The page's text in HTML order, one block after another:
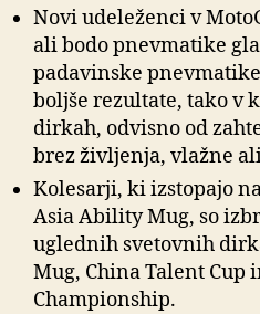
Novi udeleženci v
ali bodo pnevmatike
padavinske
boljše rezultate, tako v
dirkah, odvisno od
brez življenja, vlažne
Kolesarji, ki izstopajo
Asia Ability Mug, so
uglednih svetovnih
Mug, China Talent Cup
Championship.